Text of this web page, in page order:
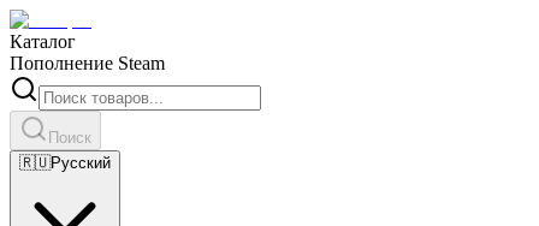
Каталог
Пополнение Steam
Поиск
🇷🇺Русский